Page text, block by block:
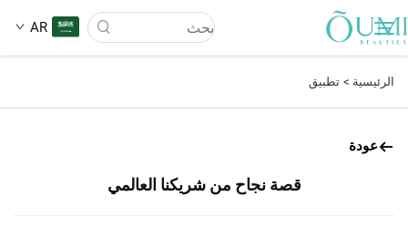
AR
الرئيسية > تطبيق
عودة
قصة نجاح من شريكنا العالمي